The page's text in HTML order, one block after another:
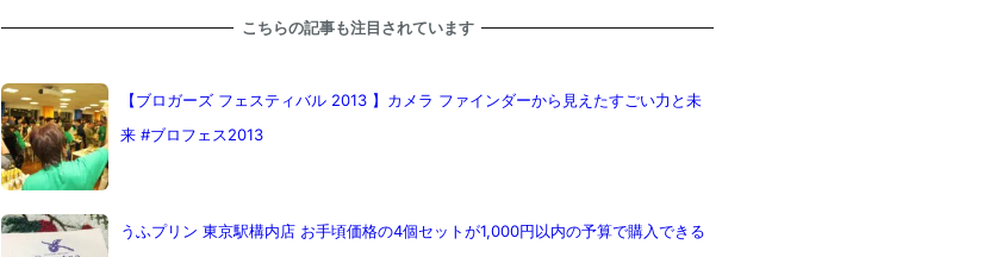
こちらの記事も注目されています
【ブロガーズ フェスティバル 2013 】カメラ ファインダーから見えたすごい力と未
来 #ブロフェス2013
うふプリン 東京駅構内店 お手頃価格の4個セットが1,000円以内の予算で購入できる